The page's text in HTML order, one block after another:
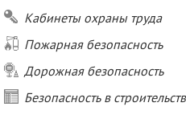
Кабинеты охраны труда
Пожарная безопасность
Дорожная безопасность
Безопасность в